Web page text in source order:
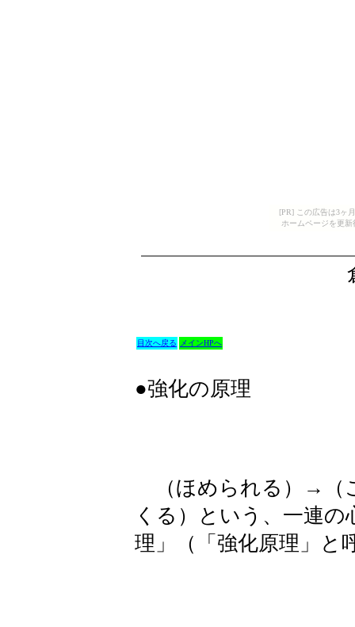
[PR] この広告は3ヶ
ホームページを更
目次へ戻る メインHPへ
●強化の原理
（ほめられる）→（
くる）という、一連
理」（「強化原理」と